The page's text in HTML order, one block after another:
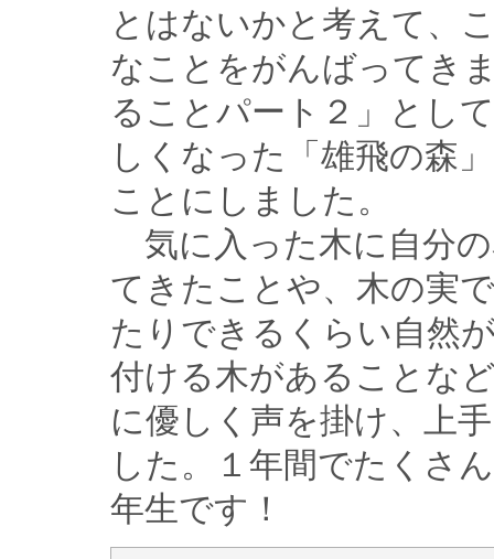
とはないかと考えて、
なことをがんばってき
ることパート２」とし
しくなった「雄飛の森
ことにしました。
気に入った木に自分
てきたことや、木の実
たりできるくらい自然
付ける木があることな
に優しく声を掛け、上
した。１年間でたくさ
年生です！